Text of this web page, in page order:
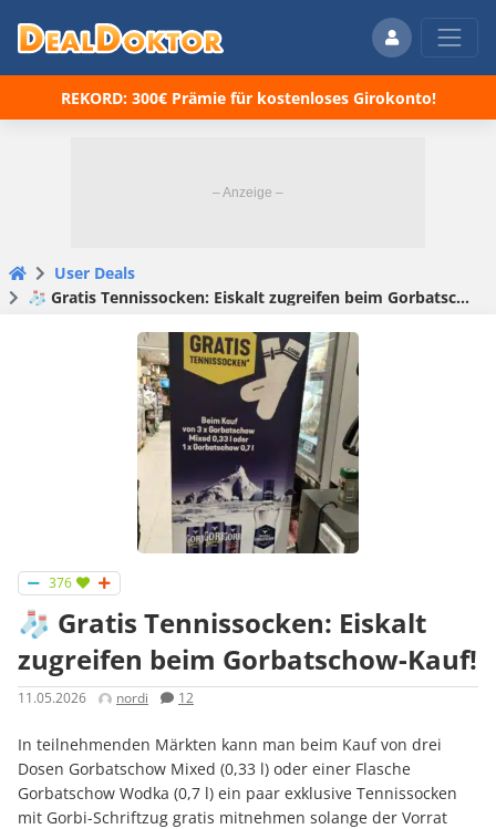
REKORD: 300€ Prämie für kostenloses Girokonto!
User Deals
🧦 Gratis Tennissocken: Eiskalt zugreifen beim Gorbatschow-Kauf!
376
🧦 Gratis Tennissocken: Eiskalt
zugreifen beim Gorbatschow-Kauf!
11.05.2026 nordi 12
In teilnehmenden Märkten kann man beim Kauf von drei
Dosen Gorbatschow Mixed (0,33 l) oder einer Flasche
Gorbatschow Wodka (0,7 l) ein paar exklusive Tennissocken
mit Gorbi-Schriftzug gratis mitnehmen solange der Vorrat